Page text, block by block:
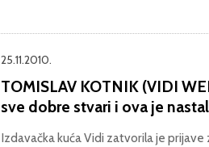
25.11.2010.
TOMISLAV KOTNIK (VIDI
sve dobre stvari i ova je
Izdavačka kuća Vidi zatvorila je